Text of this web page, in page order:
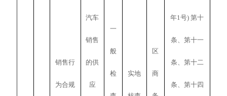
销售行
为合规
汽车
销售
的供
应
一
般
检 实地
区
商
年1号) 第十
条、第十一
条、第十二
条、第十四